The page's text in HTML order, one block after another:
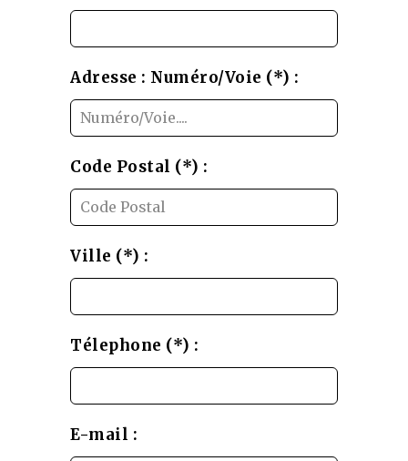
field
Adresse : Numéro/Voie (*) :
Code Postal (*) :
Ville (*) :
Télephone (*) :
E-mail :